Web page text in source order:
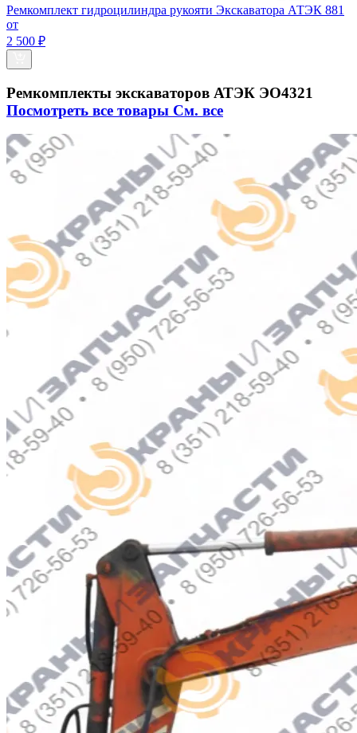
Ремкомплект гидроцилиндра рукояти Экскаватора АТЭК 881
от
2 500 ₽
Ремкомплекты экскаваторов АТЭК ЭО4321
Посмотреть все товары См. все